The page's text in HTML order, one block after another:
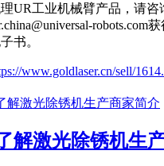
UR工业机械臂产品，请咨
robots.com
书。
www.goldlaser.cn/sell/
解激光除锈机生